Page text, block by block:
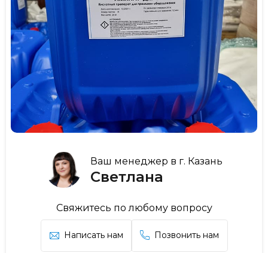
Ваш менеджер в г. Казань
Светлана
Свяжитесь по любому вопросу
Написать нам Позвонить нам